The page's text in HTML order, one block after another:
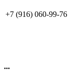
+7 (916) 060-99-76
...